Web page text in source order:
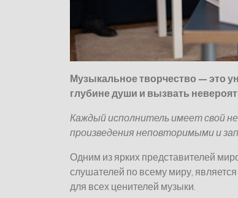
Музыкальное творчество — это
глубине души и вызвать
Каждый исполнитель имеет свой
произведения неповторимыми и
Одним из ярких представителей
слушателей по всему миру,
для всех ценителей музыки.